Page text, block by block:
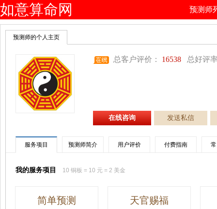
如意算命网 预测师
预测师的个人主页
总客户评价： 16538 总好评
在线咨询 发送私信
服务项目 预测师简介 用户评价 付费指南
我的服务项目 10 铜板 = 10 元 = 2 美金
简单预测 天官赐福